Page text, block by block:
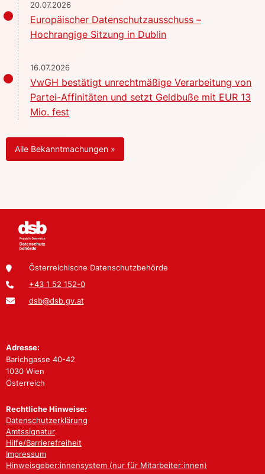
20.07.2026
Europäischer Datenschutzausschuss –
Hochrangige Sitzung in Dublin
16.07.2026
VwGH bestätigt unrechtmäßige Verarbeitung von
Partei-Affinitäten und setzt Geldbuße mit EUR 13
Mio. fest
Alle Bekanntmachungen »
Österreichische Datenschutzbehörde
+43 1 52 152-0
dsb@dsb.gv.at
Adresse:
Barichgasse 40-42
1030 Wien
Österreich
Rechtliche Hinweise:
Datenschutzerklärung
Amtssignatur
Hilfe/Barrierefreiheit
Impressum
Hinweisgeber:innensystem (nur für Mitarbeiter:innen)